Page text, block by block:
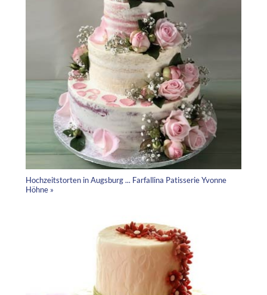
Hochzeitstorten in Augsburg ... Farfallina Patisserie Yvonne
Höhne »